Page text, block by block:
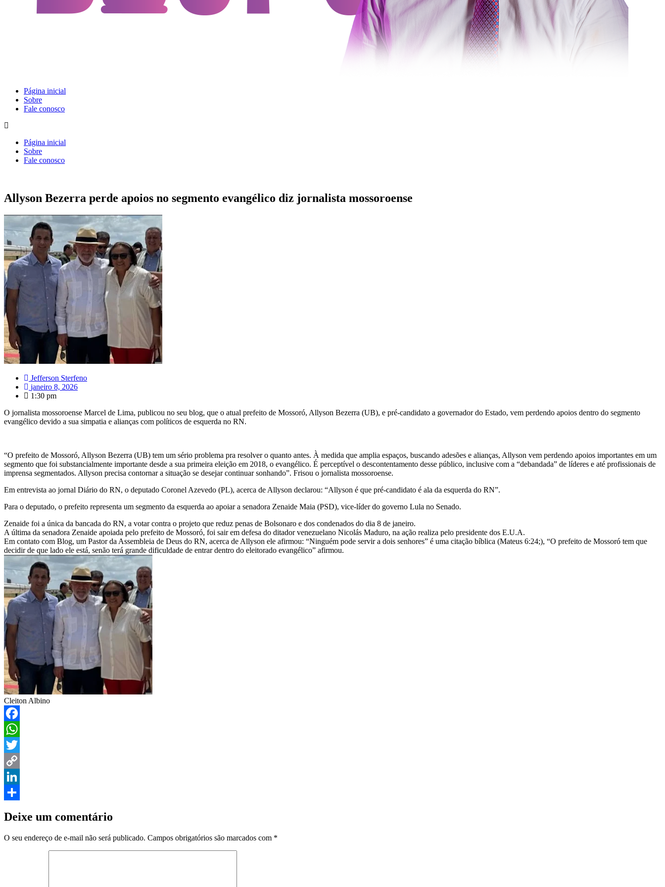
Página inicial
Sobre
Fale conosco
Página inicial
Sobre
Fale conosco
Allyson Bezerra perde apoios no segmento evangélico diz jornalista mossoroense
Jefferson Sterfeno
janeiro 8, 2026
1:30 pm
O jornalista mossoroense Marcel de Lima, publicou no seu blog, que o atual prefeito de Mossoró, Allyson Bezerra (UB), e pré-candidato a governador do Estado, vem perdendo apoios dentro do segmento
evangélico devido a sua simpatia e alianças com políticos de esquerda no RN.
“O prefeito de Mossoró, Allyson Bezerra (UB) tem um sério problema pra resolver o quanto antes. À medida que amplia espaços, buscando adesões e alianças, Allyson vem perdendo apoios importantes em um
segmento que foi substancialmente importante desde a sua primeira eleição em 2018, o evangélico. É perceptível o descontentamento desse público, inclusive com a “debandada” de líderes e até profissionais de
imprensa segmentados. Allyson precisa contornar a situação se desejar continuar sonhando”. Frisou o jornalista mossoroense.
Em entrevista ao jornal Diário do RN, o deputado Coronel Azevedo (PL), acerca de Allyson declarou: “Allyson é que pré-candidato é ala da esquerda do RN”.
Para o deputado, o prefeito representa um segmento da esquerda ao apoiar a senadora Zenaide Maia (PSD), vice-líder do governo Lula no Senado.
Zenaide foi a única da bancada do RN, a votar contra o projeto que reduz penas de Bolsonaro e dos condenados do dia 8 de janeiro.
A última da senadora Zenaide apoiada pelo prefeito de Mossoró, foi sair em defesa do ditador venezuelano Nicolás Maduro, na ação realiza pelo presidente dos E.U.A.
Em contato com Blog, um Pastor da Assembleia de Deus do RN, acerca de Allyson ele afirmou: “Ninguém pode servir a dois senhores” é uma citação bíblica (Mateus 6:24;), “O prefeito de Mossoró tem que
decidir de que lado ele está, senão terá grande dificuldade de entrar dentro do eleitorado evangélico” afirmou.
Cleiton Albino
Facebook
WhatsApp
Twitter
Copy
Link
LinkedIn
Deixe um comentário
O seu endereço de e-mail não será publicado. Campos obrigatórios são marcados com *